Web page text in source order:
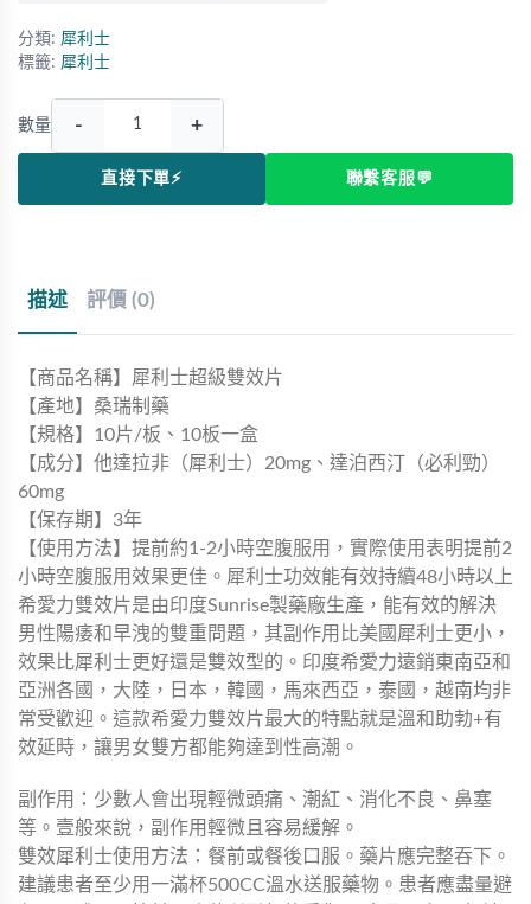
分類: 犀利士
標籤: 犀利士
數量 - +
直接下單⚡ 聯繫客服💬
描述 評價 (0)
【商品名稱】犀利士超級雙效片
【產地】桑瑞制藥
【規格】10片/板、10板一盒
【成分】他達拉非（犀利士）20mg、達泊西汀（必利勁）
60mg
【保存期】3年
【使用方法】提前約1-2小時空腹服用，實際使用表明提前2
小時空腹服用效果更佳。犀利士功效能有效持續48小時以上
希愛力雙效片是由印度Sunrise製藥廠生產，能有效的解決
男性陽痿和早洩的雙重問題，其副作用比美國犀利士更小，
效果比犀利士更好還是雙效型的。印度希愛力遠銷東南亞和
亞洲各國，大陸，日本，韓國，馬來西亞，泰國，越南均非
常受歡迎。這款希愛力雙效片最大的特點就是溫和助勃+有
效延時，讓男女雙方都能夠達到性高潮。
副作用：少數人會出現輕微頭痛、潮紅、消化不良、鼻塞
等。壹般來說，副作用輕微且容易緩解。
雙效犀利士使用方法：餐前或餐後口服。藥片應完整吞下。
建議患者至少用一滿杯500CC溫水送服藥物。患者應盡量避